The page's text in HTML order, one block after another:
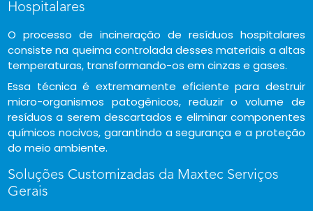
Hospitalares
O processo de incineração de resíduos hospitalares
consiste na queima controlada desses materiais a altas
temperaturas, transformando-os em cinzas e gases.
Essa técnica é extremamente eficiente para destruir
micro-organismos patogênicos, reduzir o volume de
resíduos a serem descartados e eliminar componentes
químicos nocivos, garantindo a segurança e a proteção
do meio ambiente.
Soluções Customizadas da Maxtec Serviços
Gerais